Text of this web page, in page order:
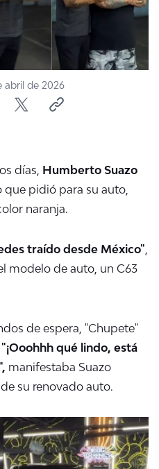
abril de 2026
días, Humberto Suazo
pidió para su auto,
naranja.
traído desde México",
modelo de auto, un C63
de espera, "Chupete"
"¡Ooohhh qué lindo, está
manifestaba Suazo
su renovado auto.